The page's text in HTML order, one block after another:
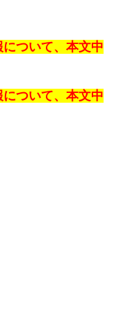
ついて、本文中
ついて、本文中